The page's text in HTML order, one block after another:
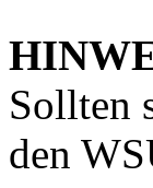
Sollten
den